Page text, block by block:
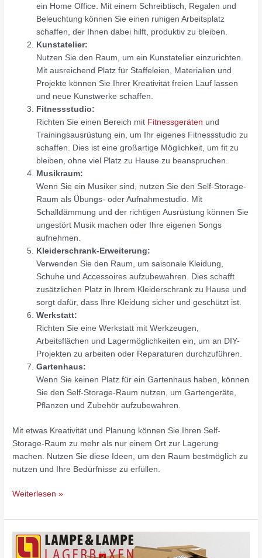
ein Home Office. Mit einem Schreibtisch, Regalen und
Beleuchtung können Sie einen ruhigen Arbeitsplatz
schaffen, der Ihnen dabei hilft, produktiv zu bleiben.
Kunstatelier:
Nutzen Sie den Raum, um ein Kunstatelier einzurichten.
Mit ausreichend Platz für Staffeleien, Materialien und
Projekte können Sie Ihrer Kreativität freien Lauf lassen
und neue Kunstwerke schaffen.
Fitnessstudio:
Richten Sie einen Bereich mit Fitnessgeräten und
Trainingsausrüstung ein, um Ihr eigenes Fitnessstudio zu
schaffen. Dies ist eine großartige Möglichkeit, um fit zu
bleiben, ohne viel Platz zu Hause zu beanspruchen.
Musikraum:
Wenn Sie ein Musiker sind, nutzen Sie den Self-Storage-
Raum als Übungs- oder Aufnahmestudio. Mit
Schalldämmung und der richtigen Ausrüstung können Sie
ungestört Musik machen oder Ihre eigenen Songs
aufnehmen.
Kleiderschrank-Erweiterung:
Verwenden Sie den Raum, um saisonale Kleidung,
Schuhe und Accessoires aufzubewahren. Dies schafft
zusätzlichen Platz in Ihrem Kleiderschrank zu Hause und
sorgt dafür, dass Ihre Kleidung sicher und geschützt ist.
Werkstatt:
Richten Sie eine Werkstatt mit Werkzeugen,
Arbeitsflächen und Lagermöglichkeiten ein, um an DIY-
Projekten zu arbeiten oder Reparaturen durchzuführen.
Gartenhaus:
Wenn Sie keinen Platz für ein Gartenhaus haben, können
Sie den Self-Storage-Raum nutzen, um Gartengeräte,
Pflanzen und Zubehör aufzubewahren.
Mit etwas Kreativität und Planung können Sie Ihren Self-
Storage-Raum zu mehr als nur einem Ort zur Lagerung
machen. Nutzen Sie diese Ideen, um den Raum bestmöglich zu
nutzen und Ihre Bedürfnisse zu erfüllen.
Weiterlesen »
Wie
man